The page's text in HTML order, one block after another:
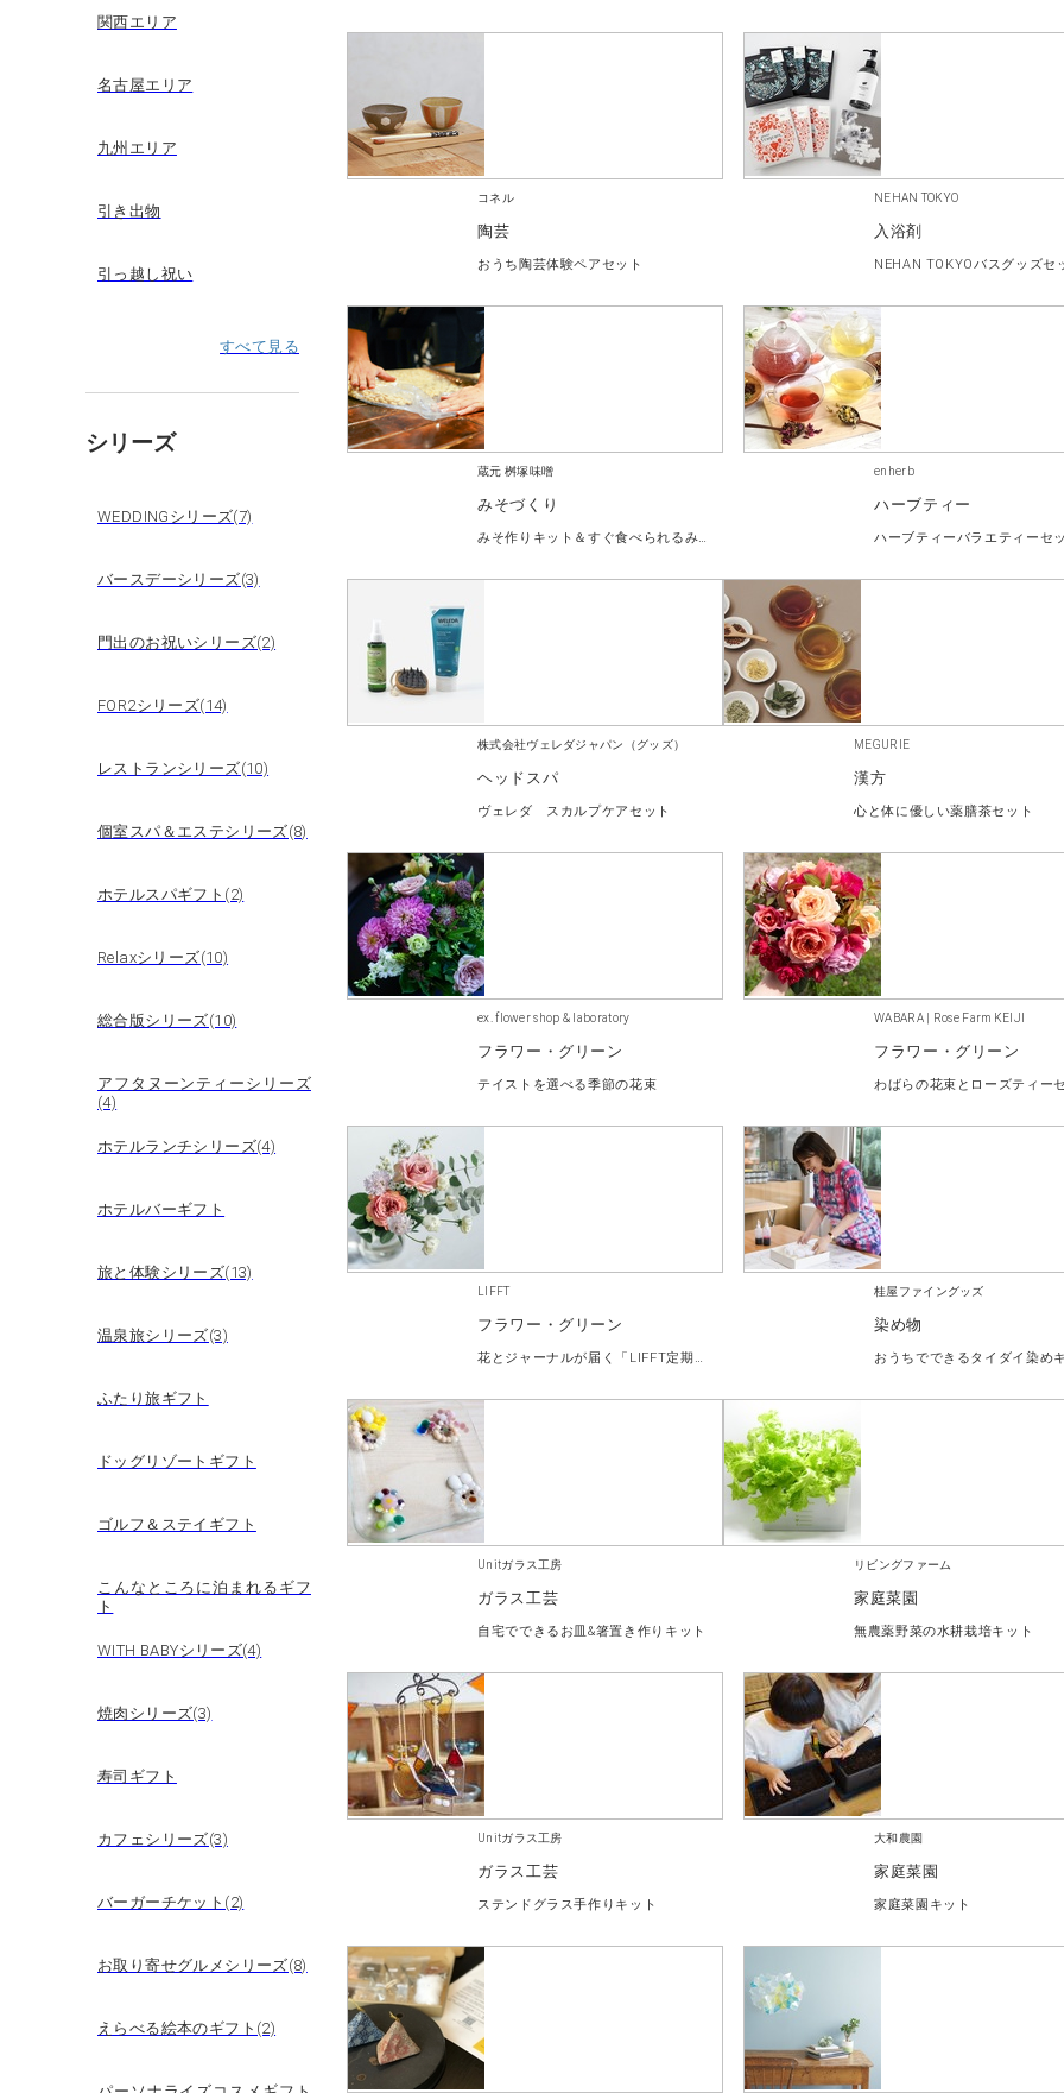
関西エリア
名古屋エリア
九州エリア
引き出物
引っ越し祝い
すべて見る
シリーズ
WEDDINGシリーズ(7)
バースデーシリーズ(3)
門出のお祝いシリーズ(2)
FOR2シリーズ(14)
レストランシリーズ(10)
個室スパ＆エステシリーズ(8)
ホテルスパギフト(2)
Relaxシリーズ(10)
総合版シリーズ(10)
アフタヌーンティーシリーズ
(4)
ホテルランチシリーズ(4)
ホテルバーギフト
旅と体験シリーズ(13)
温泉旅シリーズ(3)
ふたり旅ギフト
ドッグリゾートギフト
ゴルフ＆ステイギフト
こんなところに泊まれるギフ
ト
WITH BABYシリーズ(4)
焼肉シリーズ(3)
寿司ギフト
カフェシリーズ(3)
バーガーチケット(2)
お取り寄せグルメシリーズ(8)
えらべる絵本のギフト(2)
コネル
陶芸
おうち陶芸体験ペアセット
NEHAN TOKYO
入浴剤
NEHAN TOKYOバスグッズセ
蔵元 桝塚味噌
みそづくり
みそ作りキット＆すぐ食べられるみそギフト
enherb
ハーブティー
ハーブティーバラエティーセ
株式会社ヴェレダジャパン（グッズ）
ヘッドスパ
ヴェレダ スカルプケアセット
MEGURIE
漢方
心と体に優しい薬膳茶セット
ex. flower shop & laboratory
フラワー・グリーン
テイストを選べる季節の花束
WABARA | Rose Farm KEIJI
フラワー・グリーン
わばらの花束とローズティー
LIFFT
フラワー・グリーン
花とジャーナルが届く「LIFFT定期便」2カ月コース
桂屋ファイングッズ
染め物
おうちでできるタイダイ染め
Unitガラス工房
ガラス工芸
自宅でできるお皿&箸置き作りキット
リビングファーム
家庭菜園
無農薬野菜の水耕栽培キット
Unitガラス工房
ガラス工芸
ステンドグラス手作りキット
大和農園
家庭菜園
家庭菜園キット